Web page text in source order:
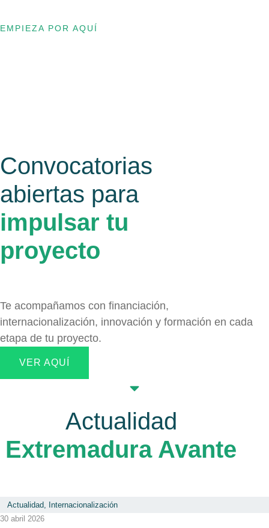
EMPIEZA POR AQUÍ
Convocatorias
abiertas para
impulsar tu
proyecto
Te acompañamos con financiación,
internacionalización, innovación y formación en cada
etapa de tu proyecto.
VER AQUÍ
Actualidad
Extremadura Avante
Actualidad, Internacionalización
30 abril 2026